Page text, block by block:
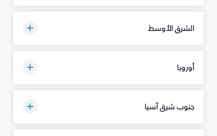
الشرق الأوسط
أوروبا
جنوب شرق آسيا